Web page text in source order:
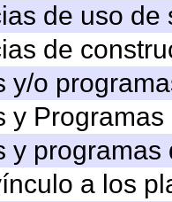
de uso de
de
y/o
y
y
a los